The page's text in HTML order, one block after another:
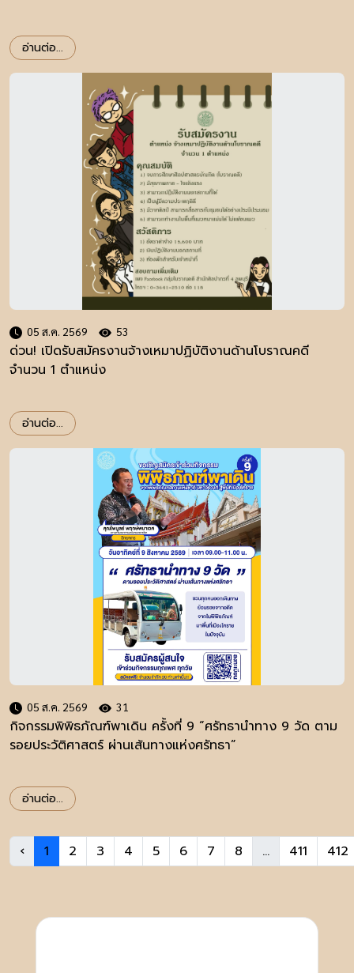
อ่านต่อ...
05 ส.ค. 2569 53
ด่วน! เปิดรับสมัครงานจ้างเหมาปฏิบัติงานด้านโบราณคดี
จำนวน 1 ตำแหน่ง
อ่านต่อ...
05 ส.ค. 2569 31
กิจกรรมพิพิธภัณฑ์พาเดิน ครั้งที่ 9 “ศรัทธานำทาง 9 วัด ตาม
รอยประวัติศาสตร์ ผ่านเส้นทางแห่งศรัทธา”
อ่านต่อ...
‹ 1 2 3 4 5 6 7 8 ... 411 412